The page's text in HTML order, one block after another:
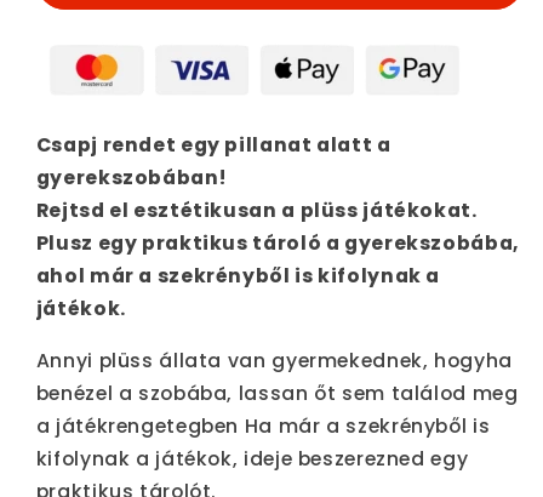
Csapj rendet egy pillanat alatt a
gyerekszobában!
Rejtsd el esztétikusan a plüss játékokat.
Plusz egy praktikus tároló a gyerekszobába,
ahol már a szekrényből is kifolynak a
játékok.
Annyi plüss állata van gyermekednek, hogyha
benézel a szobába, lassan őt sem találod meg
a játékrengetegben Ha már a szekrényből is
kifolynak a játékok, ideje beszerezned egy
praktikus tárolót.